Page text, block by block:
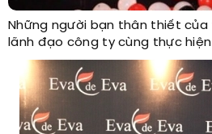
Những người bạn thân thiết của
lãnh đạo công ty cùng thực